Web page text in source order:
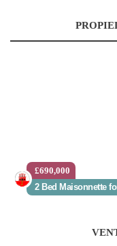
£690,000
2 Bed Maisonnette